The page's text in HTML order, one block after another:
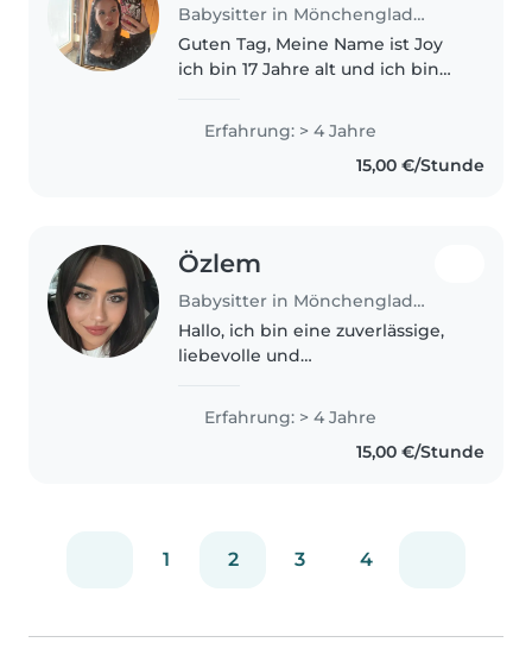
Babysitter in Mönchengladbach
Guten Tag, Meine Name ist Joy
ich bin 17 Jahre alt und ich bin
nebenbei zu verdienen, ich bin
mit Kindern groß geworden und
habe schon immer Spaß daran..
Erfahrung: > 4 Jahre
15,00 €/Stunde
Özlem
Babysitter in Mönchengladbach
Hallo, ich bin eine zuverlässige,
liebevolle und
Person, die sehr gerne Zeit mit
Kindern verbringt. Der Umgang
mit Kindern macht mir viel
Erfahrung: > 4 Jahre
15,00 €/Stunde
1 2 3 4